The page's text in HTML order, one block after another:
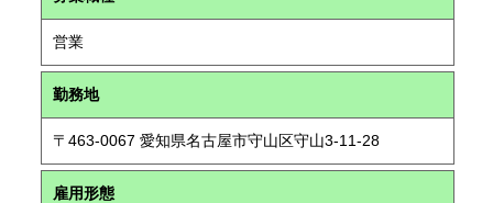
営業
勤務地
〒463-0067 愛知県名古屋市守山区守山3-11-28
雇用形態